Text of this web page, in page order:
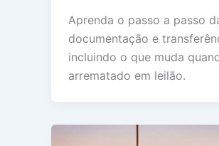
Aprenda o passo a passo
documentação e
incluindo o que muda
arrematado em leilão.